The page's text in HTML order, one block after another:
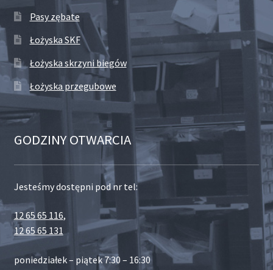
Pasy zębate
Łożyska SKF
Łożyska skrzyni biegów
Łożyska przegubowe
GODZINY OTWARCIA
Jesteśmy dostępni pod nr tel:
12 65 65 116,
12 65 65 131
poniedziałek – piątek 7:30 – 16:30